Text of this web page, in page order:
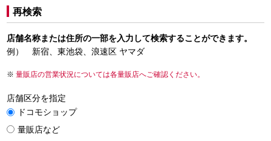
再検索
店舗名称または住所の一部を入力して検索することができます。
例） 新宿、東池袋、浪速区 ヤマダ
量販店の営業状況については各量販店へご確認ください。
店舗区分を指定
ドコモショップ
量販店など